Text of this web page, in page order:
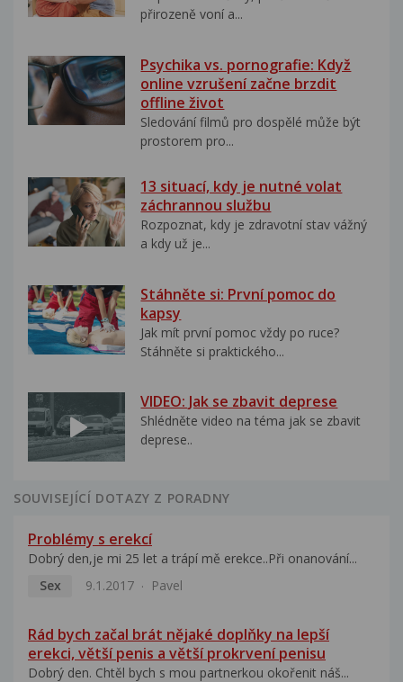
přirozeně voní a...
Psychika vs. pornografie: Když
online vzrušení začne brzdit
offline život
Sledování filmů pro dospělé může být
prostorem pro...
13 situací, kdy je nutné volat
záchrannou službu
Rozpoznat, kdy je zdravotní stav vážný
a kdy už je...
Stáhněte si: První pomoc do
kapsy
Jak mít první pomoc vždy po ruce?
Stáhněte si praktického...
VIDEO: Jak se zbavit deprese
Shlédněte video na téma jak se zbavit
deprese..
SOUVISEJÍCÍ DOTAZY Z PORADNY
Problémy s erekcí
Dobrý den,je mi 25 let a trápí mě erekce..Při onanování...
Sex
9.1.2017 Pavel
Rád bych začal brát nějaké doplňky na lepší
erekci, větší penis a větší prokrvení penisu
Dobrý den. Chtěl bych s mou partnerkou okořenit náš...